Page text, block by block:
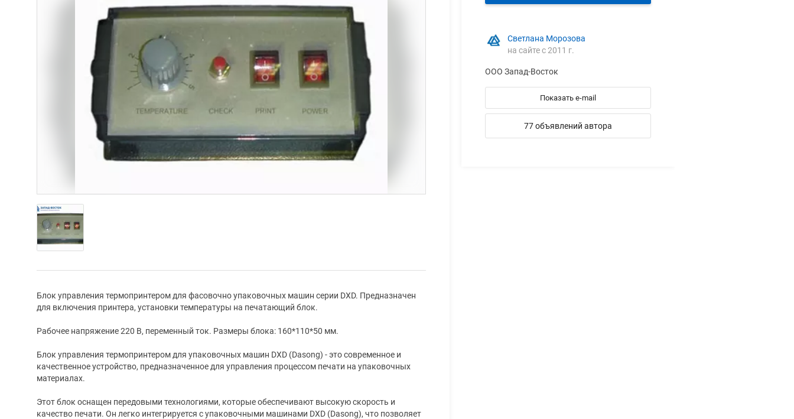
Блок управления термопринтером для фасовочно упаковочных машин серии DXD. Предназначен
для включения принтера, установки температуры на печатающий блок.
Рабочее напряжение 220 В, переменный ток. Размеры блока: 160*110*50 мм.
Блок управления термопринтером для упаковочных машин DXD (Dasong) - это современное и
качественное устройство, предназначенное для управления процессом печати на упаковочных
материалах.
Этот блок оснащен передовыми технологиями, которые обеспечивают высокую скорость и
качество печати. Он легко интегрируется с упаковочными машинами DXD (Dasong), что позволяет
Светлана Морозова
на сайте с 2011 г.
ООО Запад-Восток
Показать e-mail
77 объявлений автора